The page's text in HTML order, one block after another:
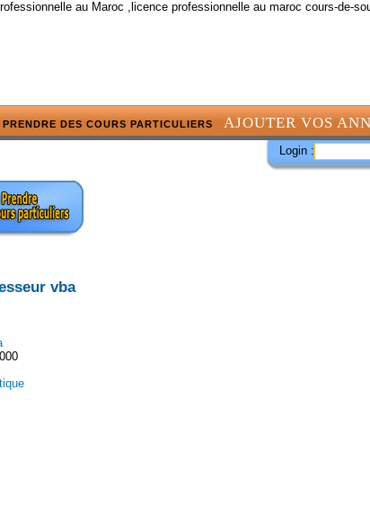
au Maroc ,licence professionnelle au maroc cours-de-
PRENDRE DES COURS PARTICULIERS AJOUTER VOS
Login :
vba